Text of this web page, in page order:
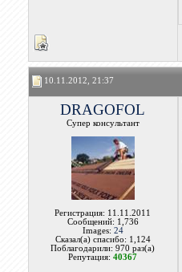
10.11.2012, 21:37
DRAGOFOL
Супер консультант
Регистрация: 11.11.2011
Сообщений: 1,736
Images: 24
Сказал(а) спасибо: 1,124
Поблагодарили: 970 раз(а)
Репутация:40367